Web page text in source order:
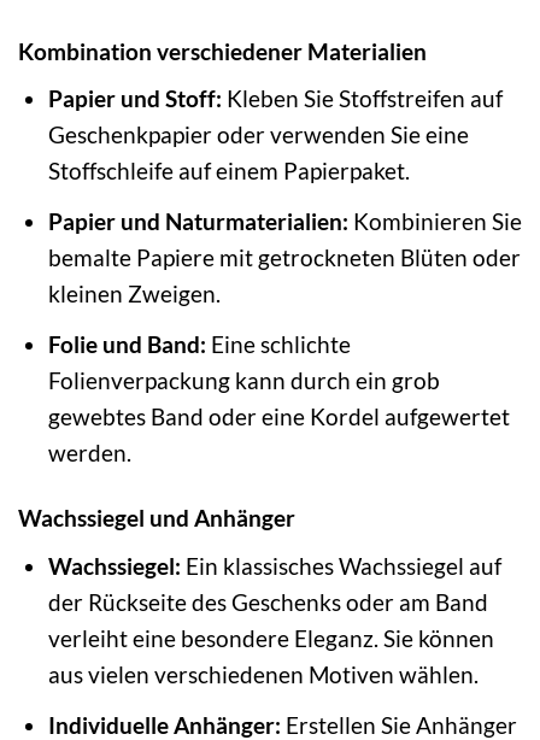
Kombination verschiedener Materialien
Papier und Stoff: Kleben Sie Stoffstreifen auf
Geschenkpapier oder verwenden Sie eine
Stoffschleife auf einem Papierpaket.
Papier und Naturmaterialien: Kombinieren Sie
bemalte Papiere mit getrockneten Blüten oder
kleinen Zweigen.
Folie und Band: Eine schlichte
Folienverpackung kann durch ein grob
gewebtes Band oder eine Kordel aufgewertet
werden.
Wachssiegel und Anhänger
Wachssiegel: Ein klassisches Wachssiegel auf
der Rückseite des Geschenks oder am Band
verleiht eine besondere Eleganz. Sie können
aus vielen verschiedenen Motiven wählen.
Individuelle Anhänger: Erstellen Sie Anhänger